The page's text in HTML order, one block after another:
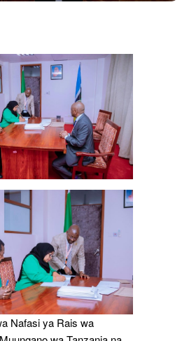
INEC
Kugombea
Nafasi
Hiyo
Nafasi ya Rais wa